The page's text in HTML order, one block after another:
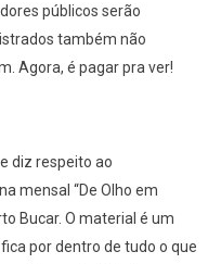
públicos serão
também não
Agora, é pagar pra ver!
diz respeito ao
mensal “De Olho em
Bucar. O material é um
por dentro de tudo o que